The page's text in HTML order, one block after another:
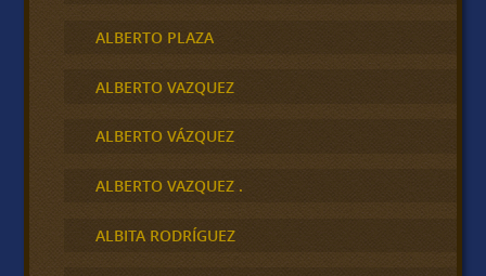
ALBERTO PLAZA
ALBERTO VAZQUEZ
ALBERTO VÁZQUEZ
ALBERTO VAZQUEZ .
ALBITA RODRÍGUEZ